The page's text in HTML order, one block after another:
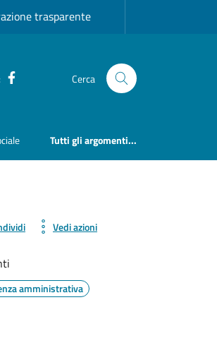
trasparente
Facebook Cerca
Tutti gli argomenti...
Vedi azioni
amministrativa